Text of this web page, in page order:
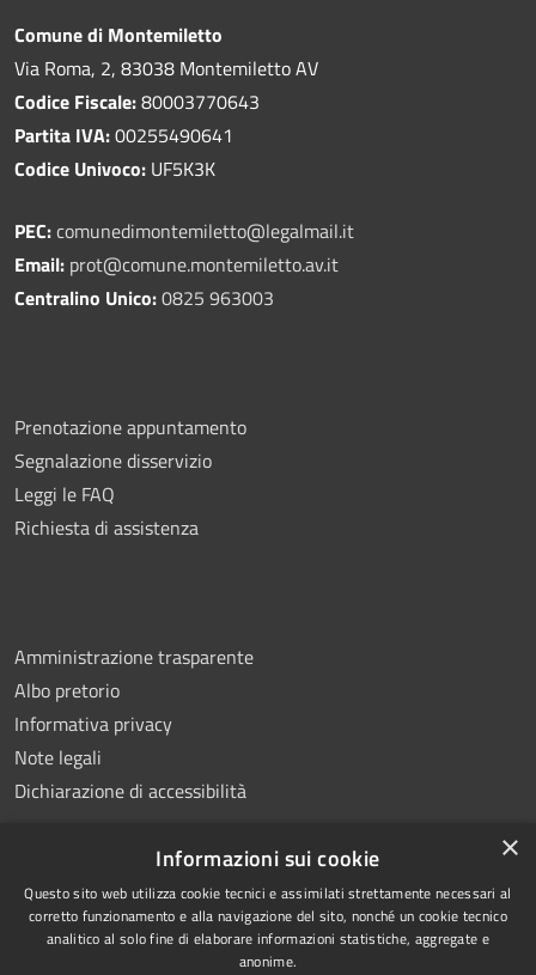
Comune di Montemiletto
Via Roma, 2, 83038 Montemiletto AV
Codice Fiscale:80003770643
Partita IVA:00255490641
Codice Univoco: UF5K3K
PEC:comunedimontemiletto@legalmail.it
Email: prot@comune.montemiletto.av.it
Centralino Unico:0825 963003
Prenotazione appuntamento
Segnalazione disservizio
Leggi le FAQ
Richiesta di assistenza
Amministrazione trasparente
Albo pretorio
Informativa privacy
Note legali
Dichiarazione di accessibilità
RSS
Accessibilità
Copyright © 2026 • Comune di
Montemiletto • Powered by
×
Informazioni sui cookie
Questo sito web utilizza cookie tecnici e assimilati strettamente necessari al
corretto funzionamento e alla navigazione del sito, nonché un cookie tecnico
analitico al solo fine di elaborare informazioni statistiche, aggregate e
anonime.